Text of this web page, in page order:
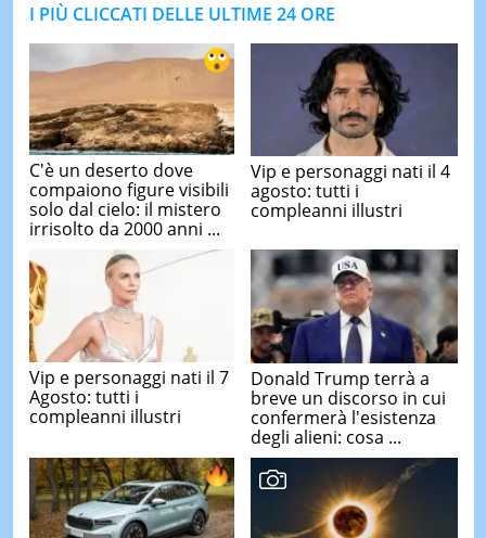
I PIÙ CLICCATI DELLE ULTIME 24 ORE
C'è un deserto dove
compaiono figure visibili
solo dal cielo: il mistero
irrisolto da 2000 anni ...
Vip e personaggi nati il 4
agosto: tutti i
compleanni illustri
Vip e personaggi nati il 7
Agosto: tutti i
compleanni illustri
Donald Trump terrà a
breve un discorso in cui
confermerà l'esistenza
degli alieni: cosa ...